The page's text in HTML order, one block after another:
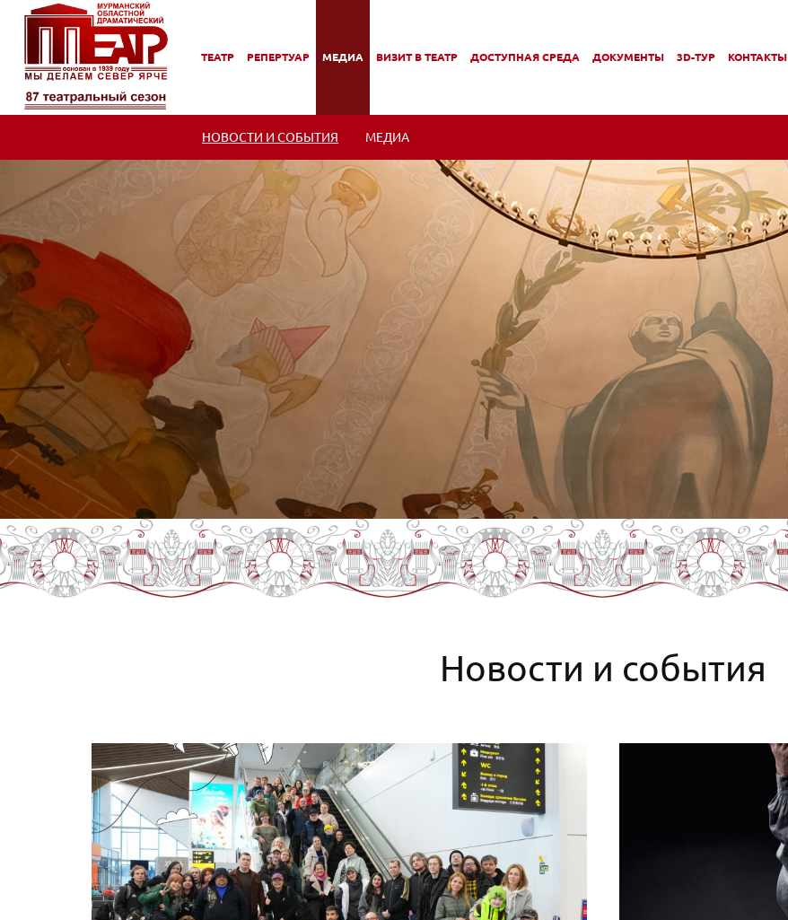
ТЕАТР
РЕПЕРТУАР
МЕДИА
ВИЗИТ В ТЕАТР
ДОСТУПНАЯ СРЕДА
ДОКУМЕНТЫ
3D-ТУР КОНТАКТЫ
НОВОСТИ И СОБЫТИЯ МЕДИА
Новости и события